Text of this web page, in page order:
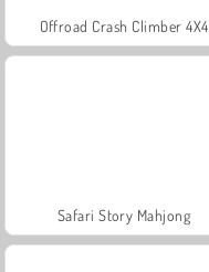
Offroad Crash Climber 4X4
Safari Story Mahjong